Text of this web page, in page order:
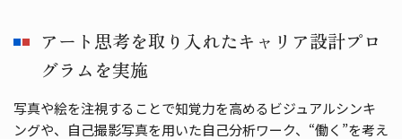
アート思考を取り入れたキャリア設計プロ
グラムを実施
写真や絵を注視することで知覚⼒を⾼めるビジュアルシンキ
ングや、⾃⼰撮影写真を⽤いた⾃⼰分析ワーク、“働く”を考え